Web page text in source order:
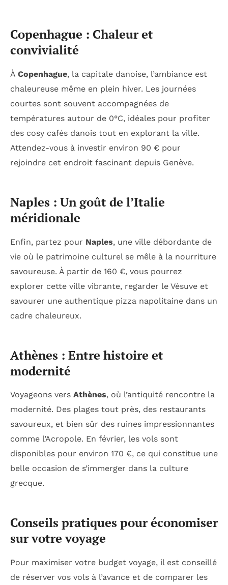
Copenhague : Chaleur et
convivialité
À Copenhague, la capitale danoise, l’ambiance est
chaleureuse même en plein hiver. Les journées
courtes sont souvent accompagnées de
températures autour de 0°C, idéales pour profiter
des cosy cafés danois tout en explorant la ville.
Attendez-vous à investir environ 90 € pour
rejoindre cet endroit fascinant depuis Genève.
Naples : Un goût de l’Italie
méridionale
Enfin, partez pour Naples, une ville débordante de
vie où le patrimoine culturel se mêle à la nourriture
savoureuse. À partir de 160 €, vous pourrez
explorer cette ville vibrante, regarder le Vésuve et
savourer une authentique pizza napolitaine dans un
cadre chaleureux.
Athènes : Entre histoire et
modernité
Voyageons vers Athènes, où l’antiquité rencontre la
modernité. Des plages tout près, des restaurants
savoureux, et bien sûr des ruines impressionnantes
comme l’Acropole. En février, les vols sont
disponibles pour environ 170 €, ce qui constitue une
belle occasion de s’immerger dans la culture
grecque.
Conseils pratiques pour économiser
sur votre voyage
Pour maximiser votre budget voyage, il est conseillé
de réserver vos vols à l’avance et de comparer les